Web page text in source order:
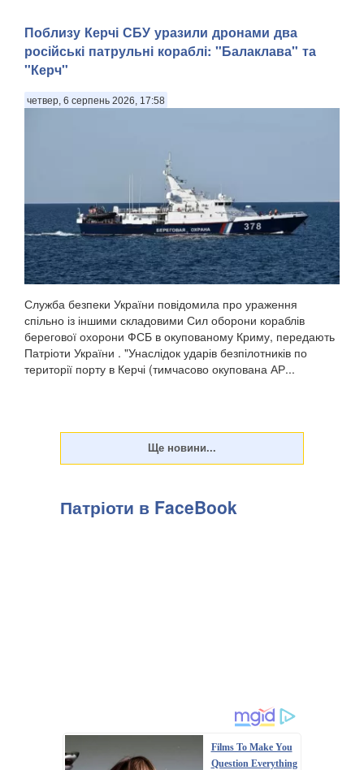
Поблизу Керчі СБУ уразили дронами два
російські патрульні кораблі: "Балаклава" та
"Керч"
четвер, 6 серпень 2026, 17:58
Служба безпеки України повідомила про ураження
спільно із іншими складовими Сил оборони кораблів
берегової охорони ФСБ в окупованому Криму, передають
Патріоти України . "Унаслідок ударів безпілотників по
території порту в Керчі (тимчасово окупована АР...
Патріоти в FaceBook
Films To Make You
Question Everything